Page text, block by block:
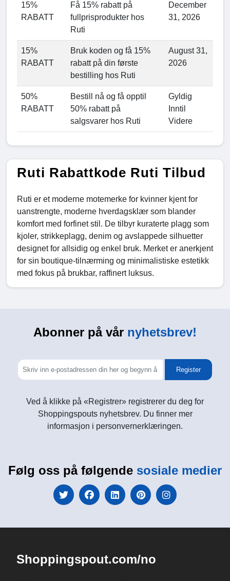
15%
RABATT
Få 15% rabatt på
fullprisprodukter hos
Ruti
December
31, 2026
15%
RABATT
Bruk koden og få 15%
rabatt på din første
bestilling hos Ruti
August 31,
2026
50%
RABATT
Bestill nå og få opptil
50% rabatt på
salgsvarer hos Ruti
Gyldig
Inntil
Videre
Ruti Rabattkode Ruti Tilbud
Ruti er et moderne motemerke for kvinner kjent for
uanstrengte, moderne hverdagsklær som blander
komfort med forfinet stil. De tilbyr kuraterte plagg som
kjoler, strikkeplagg, denim og avslappede silhuetter
designet for allsidig og enkel bruk. Merket er anerkjent
for sin boutique-tilnærming og minimalistiske estetikk
med fokus på brukbar, raffinert luksus.
Abonner på vår nyhetsbrev!
Register
Ved å klikke på «Registrer» registrerer du deg for
Shoppingspouts nyhetsbrev. Du finner mer
informasjon i personvernerklæringen.
Følg oss på følgende sosiale medier
Shoppingspout.com/no